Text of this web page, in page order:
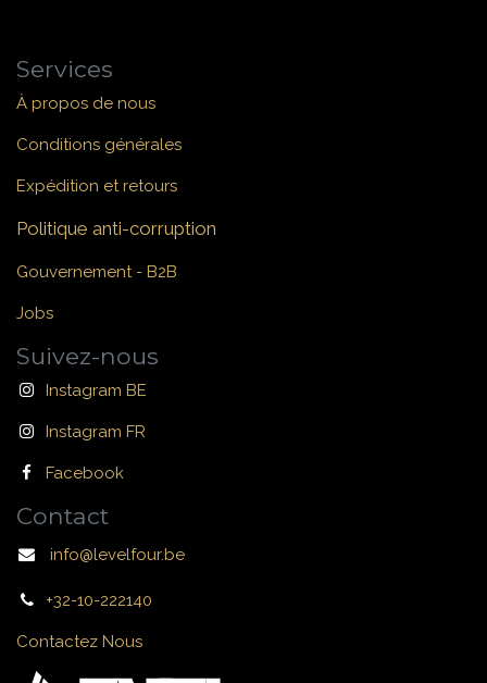
Services
À propos de nous
Conditions générales
Expédition et retours
Politique anti-corruption
Gouvernement - B2B
Jobs
Suivez-nous
Instagram BE
Instagram FR
Facebook
Contact
info@levelfour.be
+32-10-222140
Contactez Nous